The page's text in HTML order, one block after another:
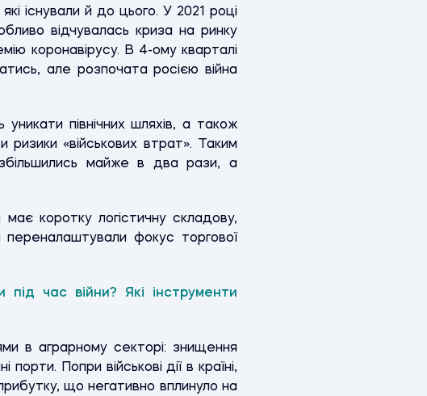
існували й до цього. У 2021 році
відчувалась криза на ринку
коронавірусу. В 4-ому кварталі
але розпочата росією війна
уникати північних шляхів, а також
«військових втрат». Таким
майже в два рази, а
коротку логістичну складову,
фокус торгової
під час війни? Які інструменти
в аграрному секторі: знищення
Попри військові дії в країні,
що негативно вплинуло на